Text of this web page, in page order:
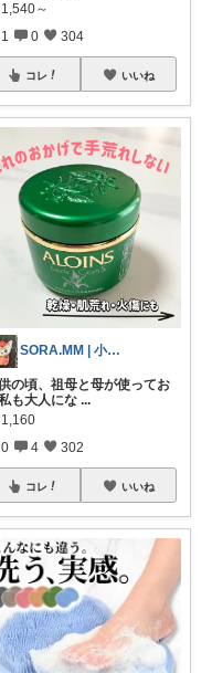
1,540～
1 0 304
コレ いいね
SORA.MM | 小学生姉妹ママ👭
の頃、祖母と母が使ってお
も大人にな ...
1,160
0 4 302
コレ いいね